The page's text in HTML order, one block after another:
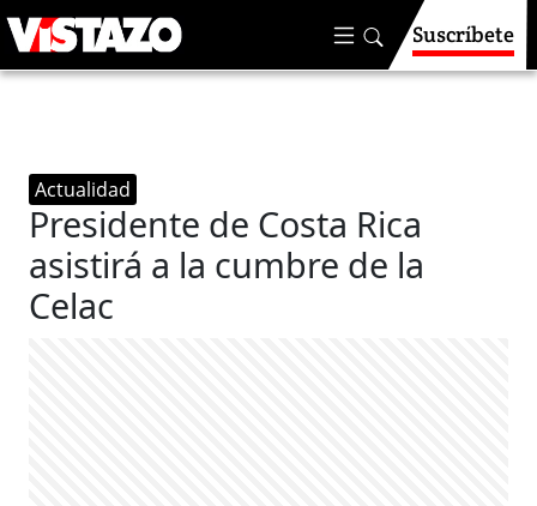
Suscríbete
Actualidad
Presidente de Costa Rica
asistirá a la cumbre de la
Celac